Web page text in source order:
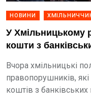
НОВИНИ
У Хмільницькому
кошти з
Вчора хмільницькі
правопорушників,
коштів з банківських